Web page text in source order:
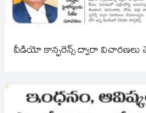
వీడియో కాన్ఫరెన్స్ ద్వారా విచారణలు